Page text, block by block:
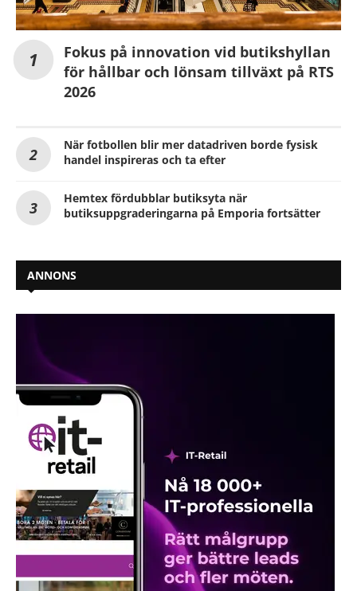
Fokus på innovation vid butikshyllan
för hållbar och lönsam tillväxt på RTS
2026
När fotbollen blir mer datadriven borde fysisk
handel inspireras och ta efter
Hemtex fördubblar butiksyta när
butiksuppgraderingarna på Emporia fortsätter
ANNONS